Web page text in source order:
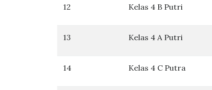
12 Kelas 4 B Putri
13 Kelas 4 A Putri
14 Kelas 4 C Putra